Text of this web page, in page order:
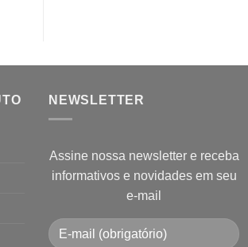
NEWSLETTER
Assine nossa newsletter e receba
informativos e novidades em seu
e-mail